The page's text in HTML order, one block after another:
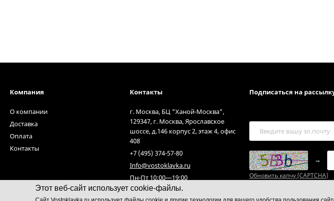
Этот веб-сайт использует cookie-файлы.
Компания
О компании
Доставка
Оплата
Контакты
Контакты
г. Москва, БЦ "Ханой-Москва",
129347, г. Москва, Ярославское
шоссе, д.146 корпус 2, этаж 4, офис
408
+7 (495) 374-57-80
Info@vostoklavka.ru
Пн-Пт 10:00—19:00
Подписаться на
→
Обновить капчу (CAPTCHA)